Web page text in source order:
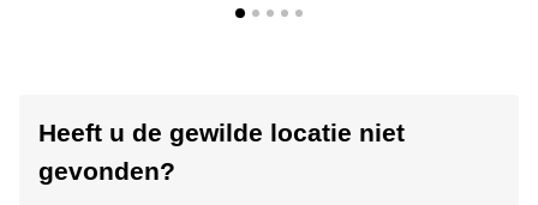
Heeft u de gewilde locatie niet
gevonden?